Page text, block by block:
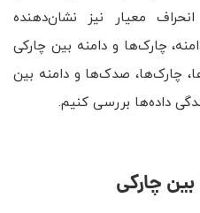
معیار نیز نشان‌دهنده
چارک‌ها و دامنه بین چارکی
چارک‌ها، صدک‌ها و دامنه بین
داده‌ها بررسی کنیم.
چارکی